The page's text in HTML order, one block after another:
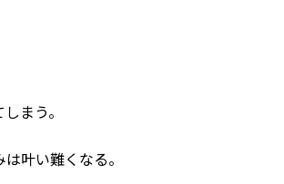
まう。
叶い難くなる。